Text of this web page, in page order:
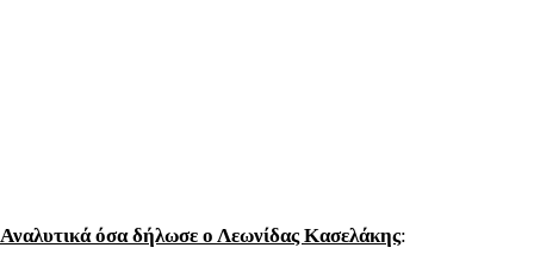
Αναλυτικά όσα δήλωσε ο Λεωνίδας Κασελάκης: